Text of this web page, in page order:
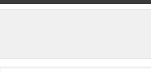
على كأس خوان جامبر
وائل جمعة فى مران الأهلي تستحضر أمجاد الصخرة